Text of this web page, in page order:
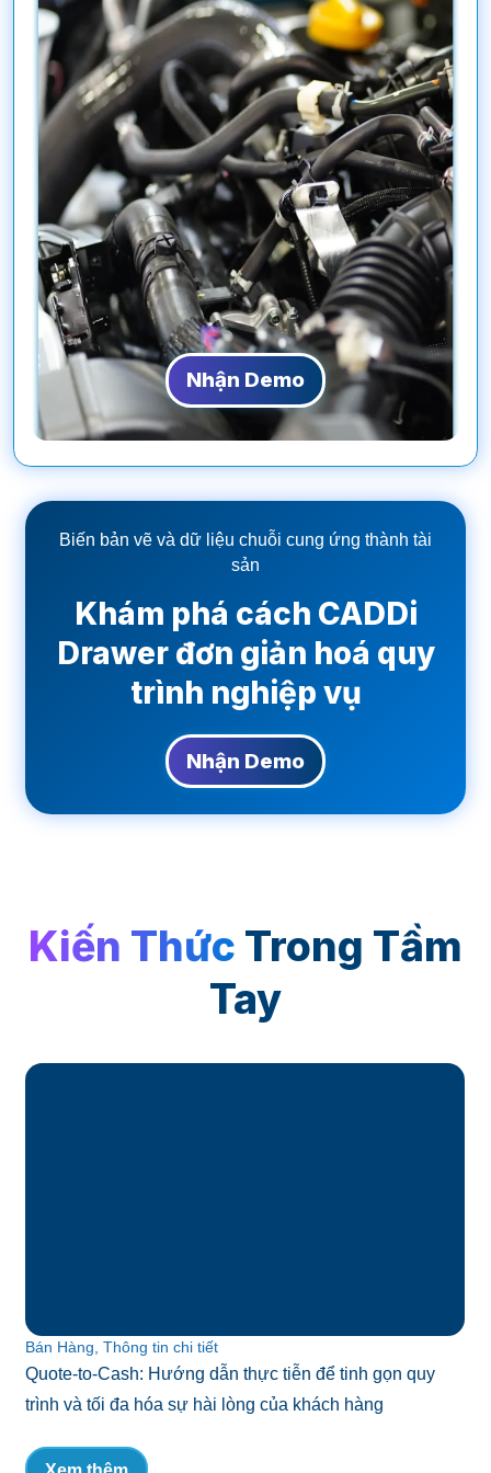
Nhận Demo
Biến bản vẽ và dữ liệu chuỗi cung ứng thành tài
sản
Khám phá cách CADDi
Drawer đơn giản hoá quy
trình nghiệp vụ
Nhận Demo
Kiến Thức Trong Tầm
Tay
Thông báo, Tin tức
CADDi huy động thêm 38 triệu USD trong Vòng Gọi vốn
Series C Mở rộng do Atomico dẫn đầu, tập trung đẩy